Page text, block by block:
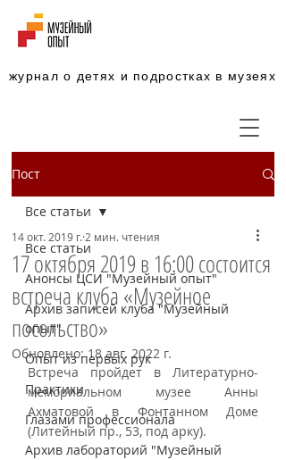
журнал о детях и подростках в музеях
Пост
Все статьи
Анонсы ЦСИ "Музейный опыт"
Архив записей клуба "Музейный
опыт"
Опыт из первых рук
Практики
Глазами профессионала
Архив лабораторий "Музейный
Все статьи
17 октября 2019 в 16:00 состоится
встреча клуба «Музейное
посольство»
14 окт. 2019 г. 2 мин. чтения
Обновлено:18 авг. 2022 г.
Встреча пройдет в Литературно-
мемориальном музее Анны
Ахматовой в Фонтанном Доме
(Литейный пр., 53, под арку).